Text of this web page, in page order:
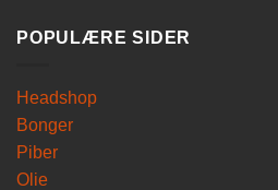
POPULÆRE SIDER
Headshop
Bonger
Piber
Olie